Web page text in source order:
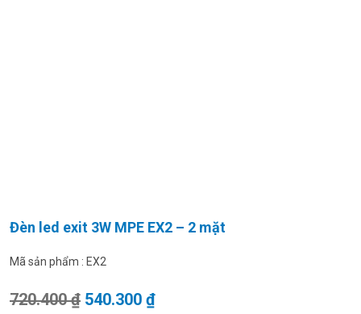
Đèn led exit 3W MPE EX2 – 2 mặt
Mã sản phẩm : EX2
720.400₫ Giá gốc là: 720.400 ₫.
540.300 ₫Giá hiện tại là: 540.300 ₫.